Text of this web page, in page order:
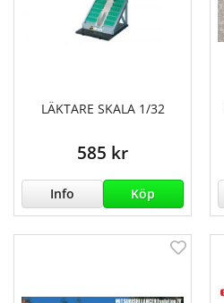
LÄKTARE SKALA 1/32
585 kr
Info Köp